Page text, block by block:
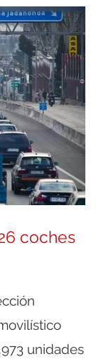
coches
unidades